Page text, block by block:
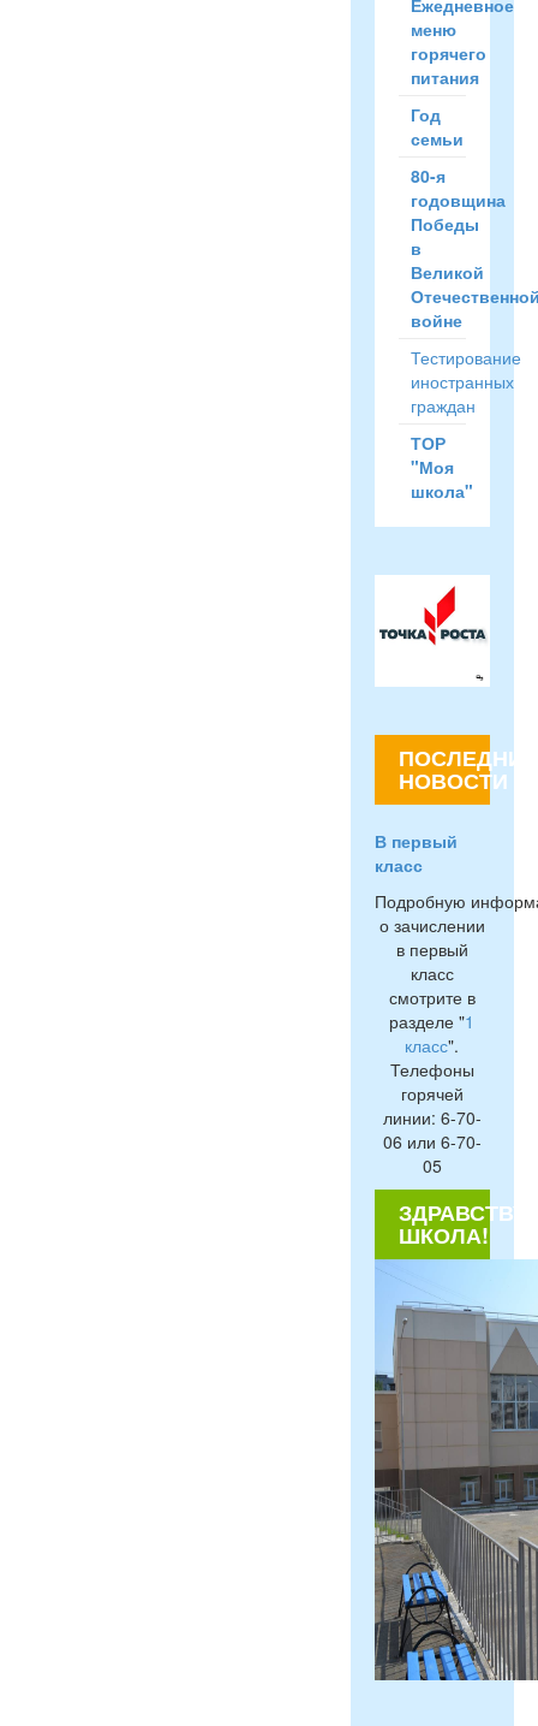
Ежедневное
меню
горячего
питания
Год
семьи
80-я
годовщина
Победы
в
Великой
войне
Тестирование
иностранных
граждан
ТОР
"Моя
школа"
ПОСЛЕДНИЕ
НОВОСТИ
В первый
класс
Подробную
о зачислении
в первый
класс
смотрите в
разделе "1
класс".
Телефоны
горячей
линии: 6-70-
06 или 6-70-
05
ШКОЛА!